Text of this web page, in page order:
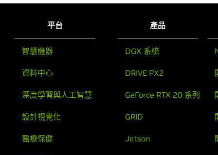
平台
智慧機器
資料中心
深度學習與人工智慧
設計視覺化
醫療保健
產品
DGX 系統
DRIVE PX2
GeForce RTX 20 系列
GRID
Jetson